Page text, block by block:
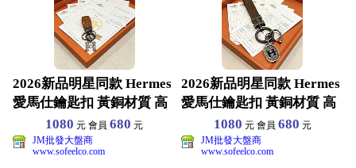
2026新品明星同款 Hermes
愛馬仕鑰匙扣 黃銅材質 高
端品質 包
1080 元 會員680 元
JM批發大盤商
www.sofeelco.com
2026新品明星同款 Hermes
愛馬仕鑰匙扣 黃銅材質 高
端品質 包
1080 元 會員 680 元
JM批發大盤商
www.sofeelco.com